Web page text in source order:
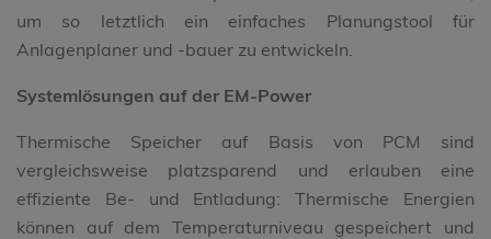
um so letztlich ein einfaches Planungstool für
Anlagenplaner und -bauer zu entwickeln.
Systemlösungen auf der EM-Power
Thermische Speicher auf Basis von PCM sind
vergleichsweise platzsparend und erlauben eine
effiziente Be- und Entladung: Thermische Energien
können auf dem Temperaturniveau gespeichert und